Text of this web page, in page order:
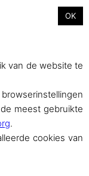
OK
van de website te
meest gebruikte
.
cookies van